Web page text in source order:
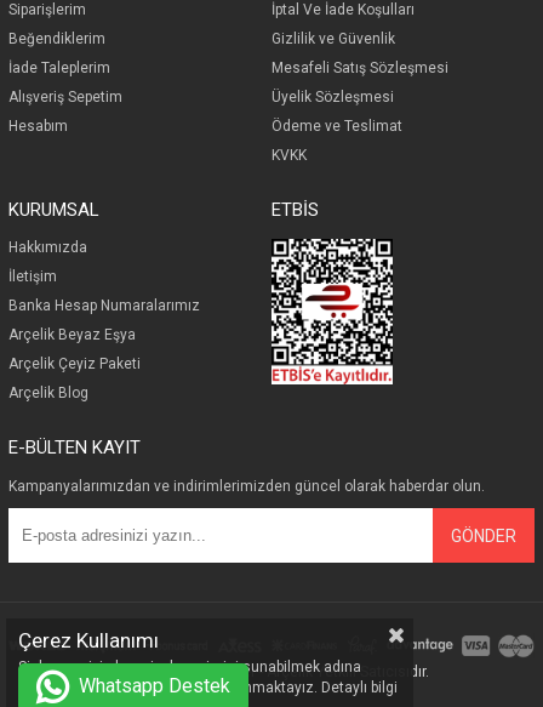
Siparişlerim
Beğendiklerim
İade Taleplerim
Alışveriş Sepetim
Hesabım
İptal Ve İade Koşulları
Gizlilik ve Güvenlik
Mesafeli Satış Sözleşmesi
Üyelik Sözleşmesi
Ödeme ve Teslimat
KVKK
KURUMSAL
Hakkımızda
İletişim
Banka Hesap Numaralarımız
Arçelik Beyaz Eşya
Arçelik Çeyiz Paketi
Arçelik Blog
ETBİS
E-BÜLTEN KAYIT
Kampanyalarımızdan ve indirimlerimizden güncel olarak haberdar olun.
GÖNDER
© 2019 Marka Center - Arçelik Yetkili Satıcısıdır.
Whatsapp Destek
Çerez Kullanımı
Sizlere en iyi alışveriş deneyimini sunabilmek adına
sitemizde çerezler(cookies) kullanmaktayız. Detaylı bilgi